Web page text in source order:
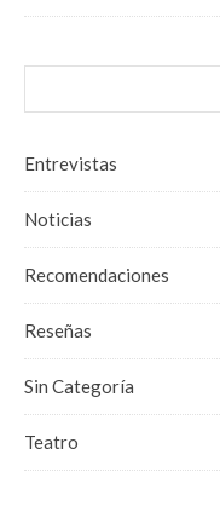
Entrevistas
Noticias
Recomendaciones
Reseñas
Sin Categoría
Teatro